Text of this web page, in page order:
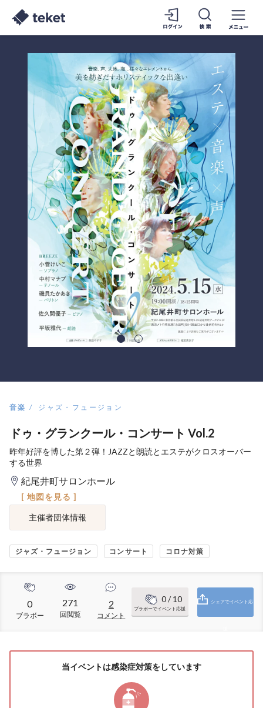
音楽 ジャズ・フュージョン
ドゥ・グランクール・コンサート Vol.2
昨年好評を博した第２弾！JAZZと朗読とエステがクロスオーバー
する世界
紀尾井町サロンホール
[ 地図を見る ]
主催者団体情報
ジャズ・フュージョン コンサート コロナ対策
0
ブラボー
271
回閲覧
2
コメント
0/ 10
ブラボーでイベント応援
シェアでイベント応
当イベントは感染症対策をしています